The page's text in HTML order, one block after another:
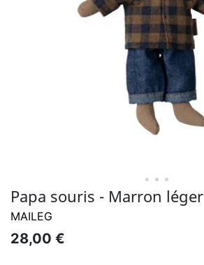
• • •
Papa souris - Marron léger
MAILEG
28,00 €